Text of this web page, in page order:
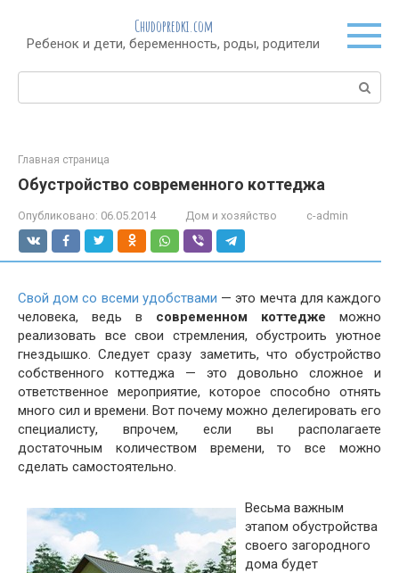
контенту
Chudopredki.com
Ребенок и дети, беременность, роды, родители
Поиск:
Главная страница
Обустройство современного коттеджа
Опубликовано: 06.05.2014 Дом и хозяйство c-admin
Свой дом со всеми удобствами — это мечта для каждого
человека, ведь в современном коттедже можно
реализовать все свои стремления, обустроить уютное
гнездышко. Следует сразу заметить, что обустройство
собственного коттеджа — это довольно сложное и
ответственное мероприятие, которое способно отнять
много сил и времени. Вот почему можно делегировать его
специалисту, впрочем, если вы располагаете
достаточным количеством времени, то все можно
сделать самостоятельно.
Весьма важным
этапом обустройства
своего загородного
дома будет